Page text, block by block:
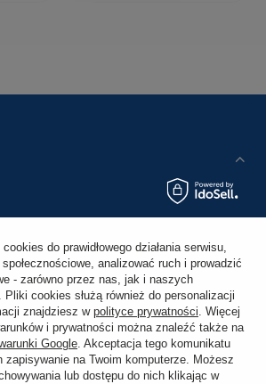
do prawidłowego działania serwisu,
analizować ruch i prowadzić
- zarówno przez nas, jak i naszych
Pliki cookies służą również do personalizacji
znajdziesz w polityce prywatności. Więcej
i prywatności można znaleźć także na
Google. Akceptacja tego komunikatu
zapisywanie na Twoim komputerze. Możesz
lub dostępu do nich klikając w